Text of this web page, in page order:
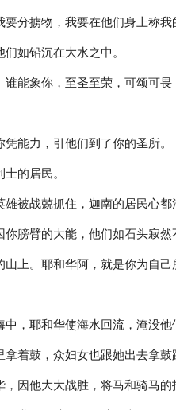
分掳物，我要在他们身上称我
如铅沉在大水之中。
能象你，至圣至荣，可颂可畏
能力，引他们到了你的圣所。
的居民。
被战兢抓住，迦南的居民心都
膀臂的大能，他们如石头寂
上。耶和华阿，就是你为自己
，耶和华使海水回流，淹没他
着鼓，众妇女也跟她出去拿鼓
因他大大战胜，将马和骑马的